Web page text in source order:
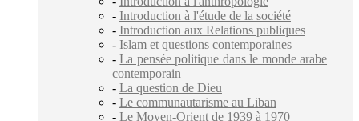
- Introduction à l'étude de la société
- Introduction aux Relations publiques
- Islam et questions contemporaines
-La pensée politique dans le monde arabe
contemporain
- La question de Dieu
- Le communautarisme au Liban
- Le Moyen-Orient de 1939 à 1970